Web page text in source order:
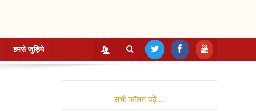
हमसे जुड़िये
सभी कॉलम पढ़ें …